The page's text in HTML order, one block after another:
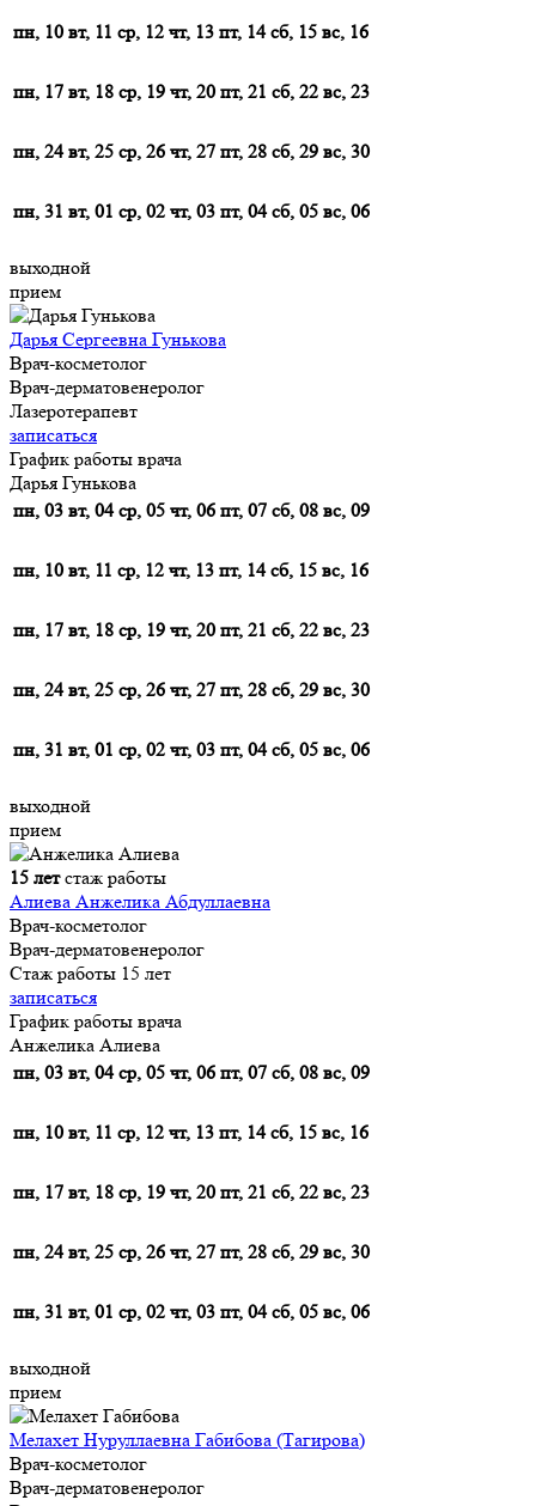
пн, 10 вт, 11 ср, 12 чт, 13 пт, 14 сб, 15 вс, 16
пн, 17 вт, 18 ср, 19 чт, 20 пт, 21 сб, 22 вс, 23
пн, 24 вт, 25 ср, 26 чт, 27 пт, 28 сб, 29 вс, 30
пн, 31 вт, 01 ср, 02 чт, 03 пт, 04 сб, 05 вс, 06
выходной
прием
Дарья Сергеевна Гунькова
Врач-косметолог
Врач-дерматовенеролог
Лазеротерапевт
записаться
График работы врача
Дарья Гунькова
пн, 03 вт, 04 ср, 05 чт, 06 пт, 07 сб, 08 вс, 09
пн, 10 вт, 11 ср, 12 чт, 13 пт, 14 сб, 15 вс, 16
пн, 17 вт, 18 ср, 19 чт, 20 пт, 21 сб, 22 вс, 23
пн, 24 вт, 25 ср, 26 чт, 27 пт, 28 сб, 29 вс, 30
пн, 31 вт, 01 ср, 02 чт, 03 пт, 04 сб, 05 вс, 06
выходной
прием
15 летстаж работы
Алиева Анжелика Абдуллаевна
Врач-косметолог
Врач-дерматовенеролог
Стаж работы 15 лет
записаться
График работы врача
Анжелика Алиева
пн, 03 вт, 04 ср, 05 чт, 06 пт, 07 сб, 08 вс, 09
пн, 10 вт, 11 ср, 12 чт, 13 пт, 14 сб, 15 вс, 16
пн, 17 вт, 18 ср, 19 чт, 20 пт, 21 сб, 22 вс, 23
пн, 24 вт, 25 ср, 26 чт, 27 пт, 28 сб, 29 вс, 30
пн, 31 вт, 01 ср, 02 чт, 03 пт, 04 сб, 05 вс, 06
выходной
прием
Мелахет Нуруллаевна Габибова (Тагирова)
Врач-косметолог
Врач-дерматовенеролог